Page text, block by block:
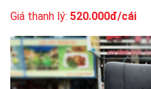
Giá thanh lý: 520.000đ/cái